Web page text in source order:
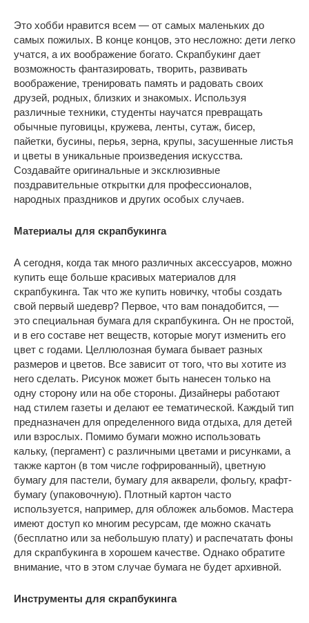
Это хобби нравится всем — от самых маленьких до
самых пожилых. В конце концов, это несложно: дети легко
учатся, а их воображение богато. Скрапбукинг дает
возможность фантазировать, творить, развивать
воображение, тренировать память и радовать своих
друзей, родных, близких и знакомых. Используя
различные техники, студенты научатся превращать
обычные пуговицы, кружева, ленты, сутаж, бисер,
пайетки, бусины, перья, зерна, крупы, засушенные листья
и цветы в уникальные произведения искусства.
Создавайте оригинальные и эксклюзивные
поздравительные открытки для профессионалов,
народных праздников и других особых случаев.
Материалы для скрапбукинга
А сегодня, когда так много различных аксессуаров, можно
купить еще больше красивых материалов для
скрапбукинга. Так что же купить новичку, чтобы создать
свой первый шедевр? Первое, что вам понадобится, —
это специальная бумага для скрапбукинга. Он не простой,
и в его составе нет веществ, которые могут изменить его
цвет с годами. Целлюлозная бумага бывает разных
размеров и цветов. Все зависит от того, что вы хотите из
него сделать. Рисунок может быть нанесен только на
одну сторону или на обе стороны. Дизайнеры работают
над стилем газеты и делают ее тематической. Каждый тип
предназначен для определенного вида отдыха, для детей
или взрослых. Помимо бумаги можно использовать
кальку, (пергамент) с различными цветами и рисунками, а
также картон (в том числе гофрированный), цветную
бумагу для пастели, бумагу для акварели, фольгу, крафт-
бумагу (упаковочную). Плотный картон часто
используется, например, для обложек альбомов. Мастера
имеют доступ ко многим ресурсам, где можно скачать
(бесплатно или за небольшую плату) и распечатать фоны
для скрапбукинга в хорошем качестве. Однако обратите
внимание, что в этом случае бумага не будет архивной.
Инструменты для скрапбукинга